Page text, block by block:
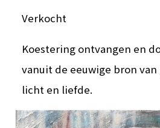
Verkocht
Koestering ontvangen en
vanuit de eeuwige bron
licht en liefde.